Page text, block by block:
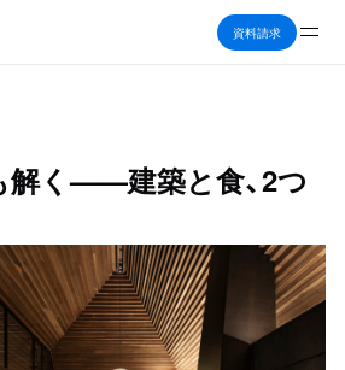
資料請求
解く——建築と食、2つ